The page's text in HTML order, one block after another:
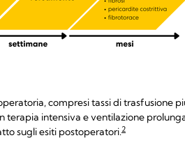
compresi tassi di trasfusione
intensiva e ventilazione
sugli esiti postoperatori.2